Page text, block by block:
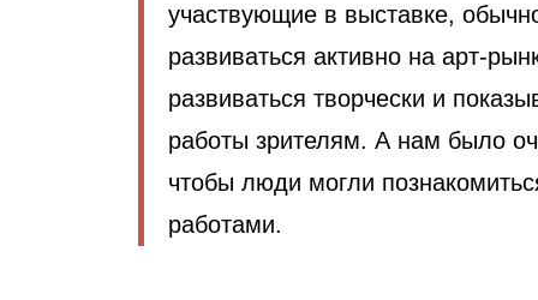
участвующие в выставке,
развиваться активно на арт-
развиваться творчески и
работы зрителям. А нам было
чтобы люди могли
работами.